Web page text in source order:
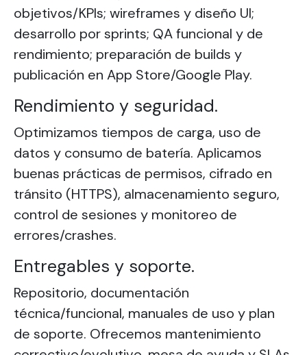
objetivos/KPIs; wireframes y diseño UI;
desarrollo por sprints; QA funcional y de
rendimiento; preparación de builds y
publicación en App Store/Google Play.
Rendimiento y seguridad.
Optimizamos tiempos de carga, uso de
datos y consumo de batería. Aplicamos
buenas prácticas de permisos, cifrado en
tránsito (HTTPS), almacenamiento seguro,
control de sesiones y monitoreo de
errores/crashes.
Entregables y soporte.
Repositorio, documentación
técnica/funcional, manuales de uso y plan
de soporte. Ofrecemos mantenimiento